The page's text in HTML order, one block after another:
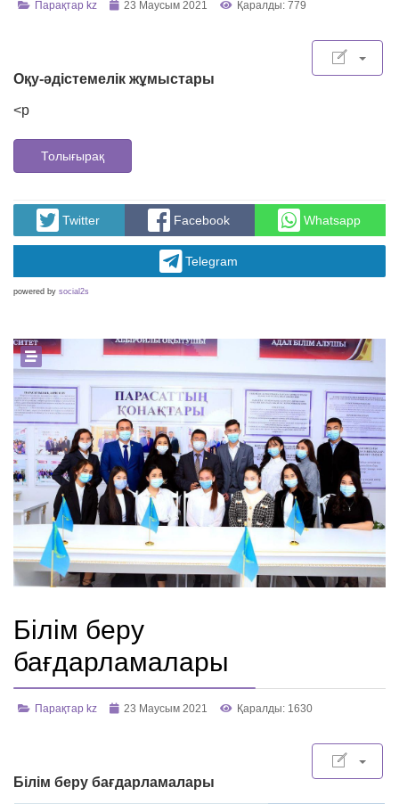
Парақтар kz 23 Маусым 2021 Қаралды: 779
Оқу-әдістемелік жұмыстары
<p
Толығырақ
Twitter Facebook Whatsapp
Telegram
powered by social2s
Білім беру
бағдарламалары
Парақтар kz 23 Маусым 2021 Қаралды: 1630
Білім беру бағдарламалары